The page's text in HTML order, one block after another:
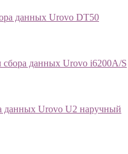
данных Urovo DT50
сбора данных Urovo i6200A/S
данных Urovo U2 наручный